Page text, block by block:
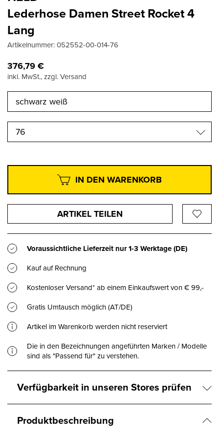
Lederhose Damen Street Rocket 4
Lang
Artikelnummer:052552-00-014-76
376,79€
inkl. MwSt., zzgl. Versand
76
IN DEN WARENKORB
ARTIKEL TEILEN
Voraussichtliche Lieferzeit nur1-3 Werktage(DE)
Kauf auf Rechnung
Kostenloser Versand* ab einem Einkaufswert von € 99,-
Gratis Umtausch möglich (AT/DE)
Artikel im Warenkorb werden nicht reserviert
Die in den Bezeichnungen angeführten Marken / Modelle
sind als "Passend für" zu verstehen.
Verfügbarkeit in unseren Stores prüfen
Produktbeschreibung